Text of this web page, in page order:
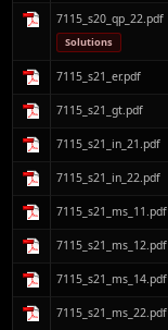
7115_s20_qp_22.pdf
Solutions
7115_s21_er.pdf
7115_s21_gt.pdf
7115_s21_in_21.pdf
7115_s21_in_22.pdf
7115_s21_ms_11.pdf
7115_s21_ms_12.pdf
7115_s21_ms_14.pdf
7115_s21_ms_22.pdf